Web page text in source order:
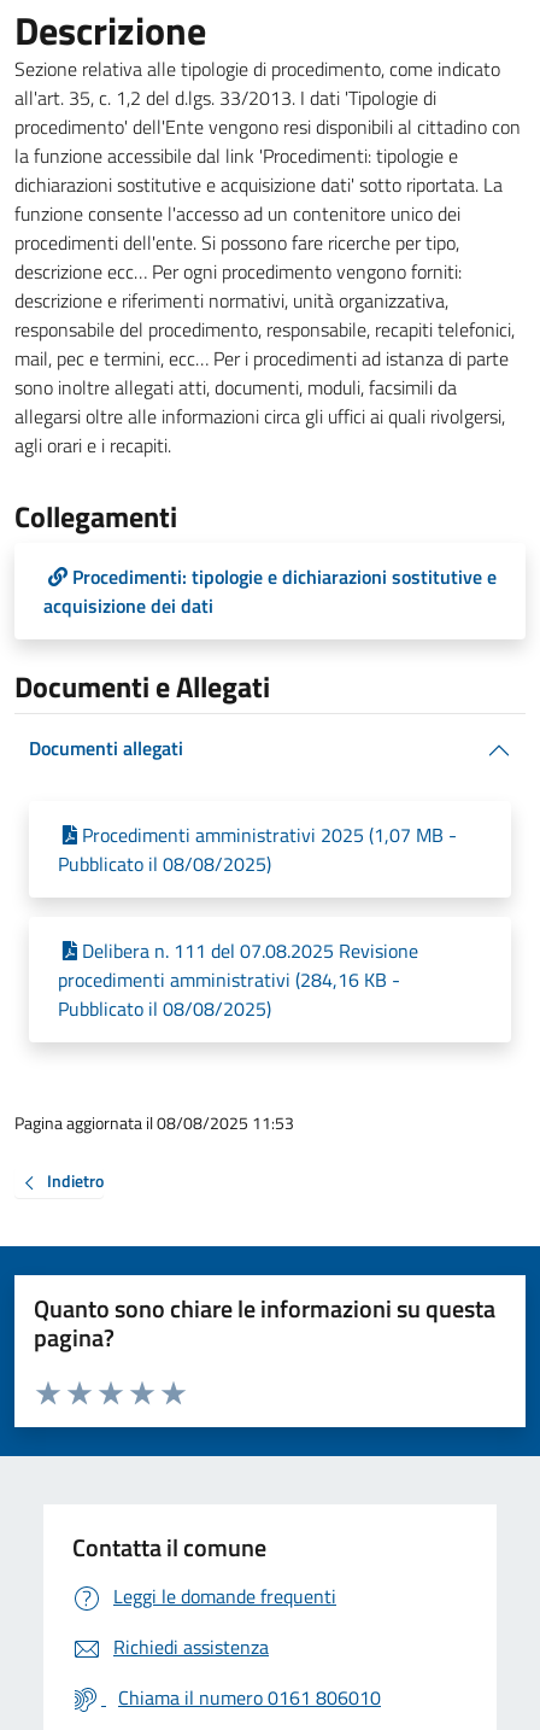
Descrizione
Sezione relativa alle tipologie di procedimento, come indicato
all'art. 35, c. 1,2 del d.lgs. 33/2013. I dati 'Tipologie di
procedimento' dell'Ente vengono resi disponibili al cittadino con
la funzione accessibile dal link 'Procedimenti: tipologie e
dichiarazioni sostitutive e acquisizione dati' sotto riportata. La
funzione consente l'accesso ad un contenitore unico dei
procedimenti dell'ente. Si possono fare ricerche per tipo,
descrizione ecc… Per ogni procedimento vengono forniti:
descrizione e riferimenti normativi, unità organizzativa,
responsabile del procedimento, responsabile, recapiti telefonici,
mail, pec e termini, ecc… Per i procedimenti ad istanza di parte
sono inoltre allegati atti, documenti, moduli, facsimili da
allegarsi oltre alle informazioni circa gli uffici ai quali rivolgersi,
agli orari e i recapiti.
Collegamenti
Procedimenti: tipologie e dichiarazioni sostitutive e
acquisizione dei dati
Documenti e Allegati
Documenti allegati
Procedimenti amministrativi 2025 (1,07 MB -
Pubblicato il 08/08/2025)
Delibera n. 111 del 07.08.2025 Revisione
procedimenti amministrativi (284,16 KB -
Pubblicato il 08/08/2025)
Pagina aggiornata il 08/08/2025 11:53
Indietro
Quanto sono chiare le informazioni su questa
pagina?
Valuta da 1 a 5 stelle la pagina
Valuta 5 stelle su 5
Valuta 4 stelle su 5
Valuta 3 stelle su 5
Valuta 2 stelle su 5
Valuta 1 stelle su 5
Contatta il comune
Leggi le domande frequenti
Richiedi assistenza
Chiama il numero 0161 806010